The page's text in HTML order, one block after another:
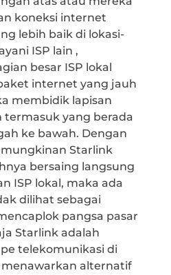
koneksi internet
lebih baik di lokasi-
ISP lain ,
besar ISP lokal
internet yang jauh
membidik lapisan
yang berada
ke bawah. Dengan
Starlink
bersaing langsung
ISP lokal, maka ada
dilihat sebagai
pangsa pasar
Starlink adalah
telekomunikasi di
menawarkan alternatif